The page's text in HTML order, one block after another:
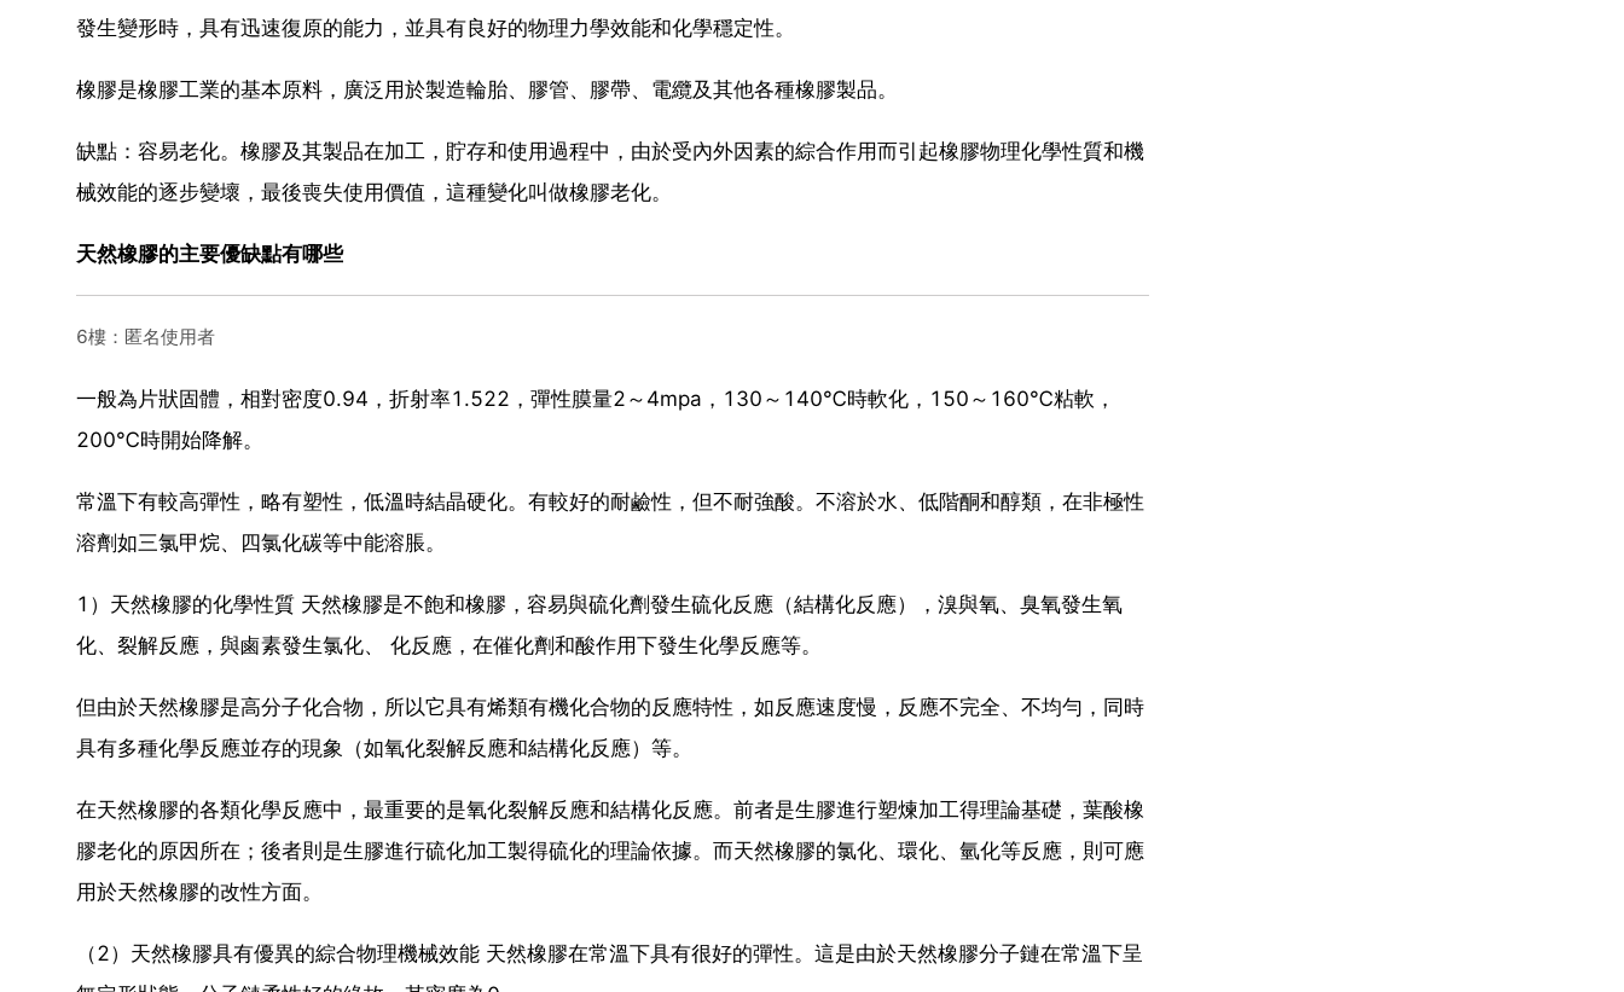
發生變形時，具有迅速復原的能力，並具有良好的物理力學效能和化學穩定性。
橡膠是橡膠工業的基本原料，廣泛用於製造輪胎、膠管、膠帶、電纜及其他各種橡膠製品。
缺點：容易老化。橡膠及其製品在加工，貯存和使用過程中，由於受內外因素的綜合作用而引起橡膠物理化學性質和機
械效能的逐步變壞，最後喪失使用價值，這種變化叫做橡膠老化。
天然橡膠的主要優缺點有哪些
6樓：匿名使用者
一般為片狀固體，相對密度0.94，折射率1.522，彈性膜量2～4mpa，130～140℃時軟化，150～160℃粘軟，
200℃時開始降解。
常溫下有較高彈性，略有塑性，低溫時結晶硬化。有較好的耐鹼性，但不耐強酸。不溶於水、低階酮和醇類，在非極性
溶劑如三氯甲烷、四氯化碳等中能溶脹。
1）天然橡膠的化學性質 天然橡膠是不飽和橡膠，容易與硫化劑發生硫化反應（結構化反應），溴與氧、臭氧發生氧
化、裂解反應，與鹵素發生氯化、 化反應，在催化劑和酸作用下發生化學反應等。
但由於天然橡膠是高分子化合物，所以它具有烯類有機化合物的反應特性，如反應速度慢，反應不完全、不均勻，同時
具有多種化學反應並存的現象（如氧化裂解反應和結構化反應）等。
在天然橡膠的各類化學反應中，最重要的是氧化裂解反應和結構化反應。前者是生膠進行塑煉加工得理論基礎，葉酸橡
膠老化的原因所在；後者則是生膠進行硫化加工製得硫化的理論依據。而天然橡膠的氯化、環化、氫化等反應，則可應
用於天然橡膠的改性方面。
（2）天然橡膠具有優異的綜合物理機械效能 天然橡膠在常溫下具有很好的彈性。這是由於天然橡膠分子鏈在常溫下呈